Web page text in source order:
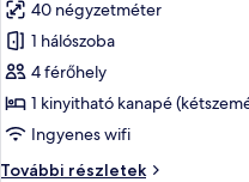
összes
képének
megtekintése:
apartman,
1
hálószobával
40 négyzetméter
1 hálószoba
4 férőhely
1 kinyitható kanapé
Ingyenes wifi
További részletek
apartman,